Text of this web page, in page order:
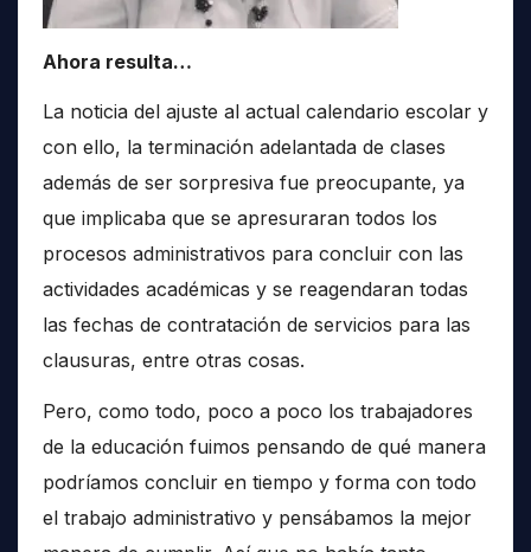
Ahora resulta…
La noticia del ajuste al actual calendario escolar y
con ello, la terminación adelantada de clases
además de ser sorpresiva fue preocupante, ya
que implicaba que se apresuraran todos los
procesos administrativos para concluir con las
actividades académicas y se reagendaran todas
las fechas de contratación de servicios para las
clausuras, entre otras cosas.
Pero, como todo, poco a poco los trabajadores
de la educación fuimos pensando de qué manera
podríamos concluir en tiempo y forma con todo
el trabajo administrativo y pensábamos la mejor